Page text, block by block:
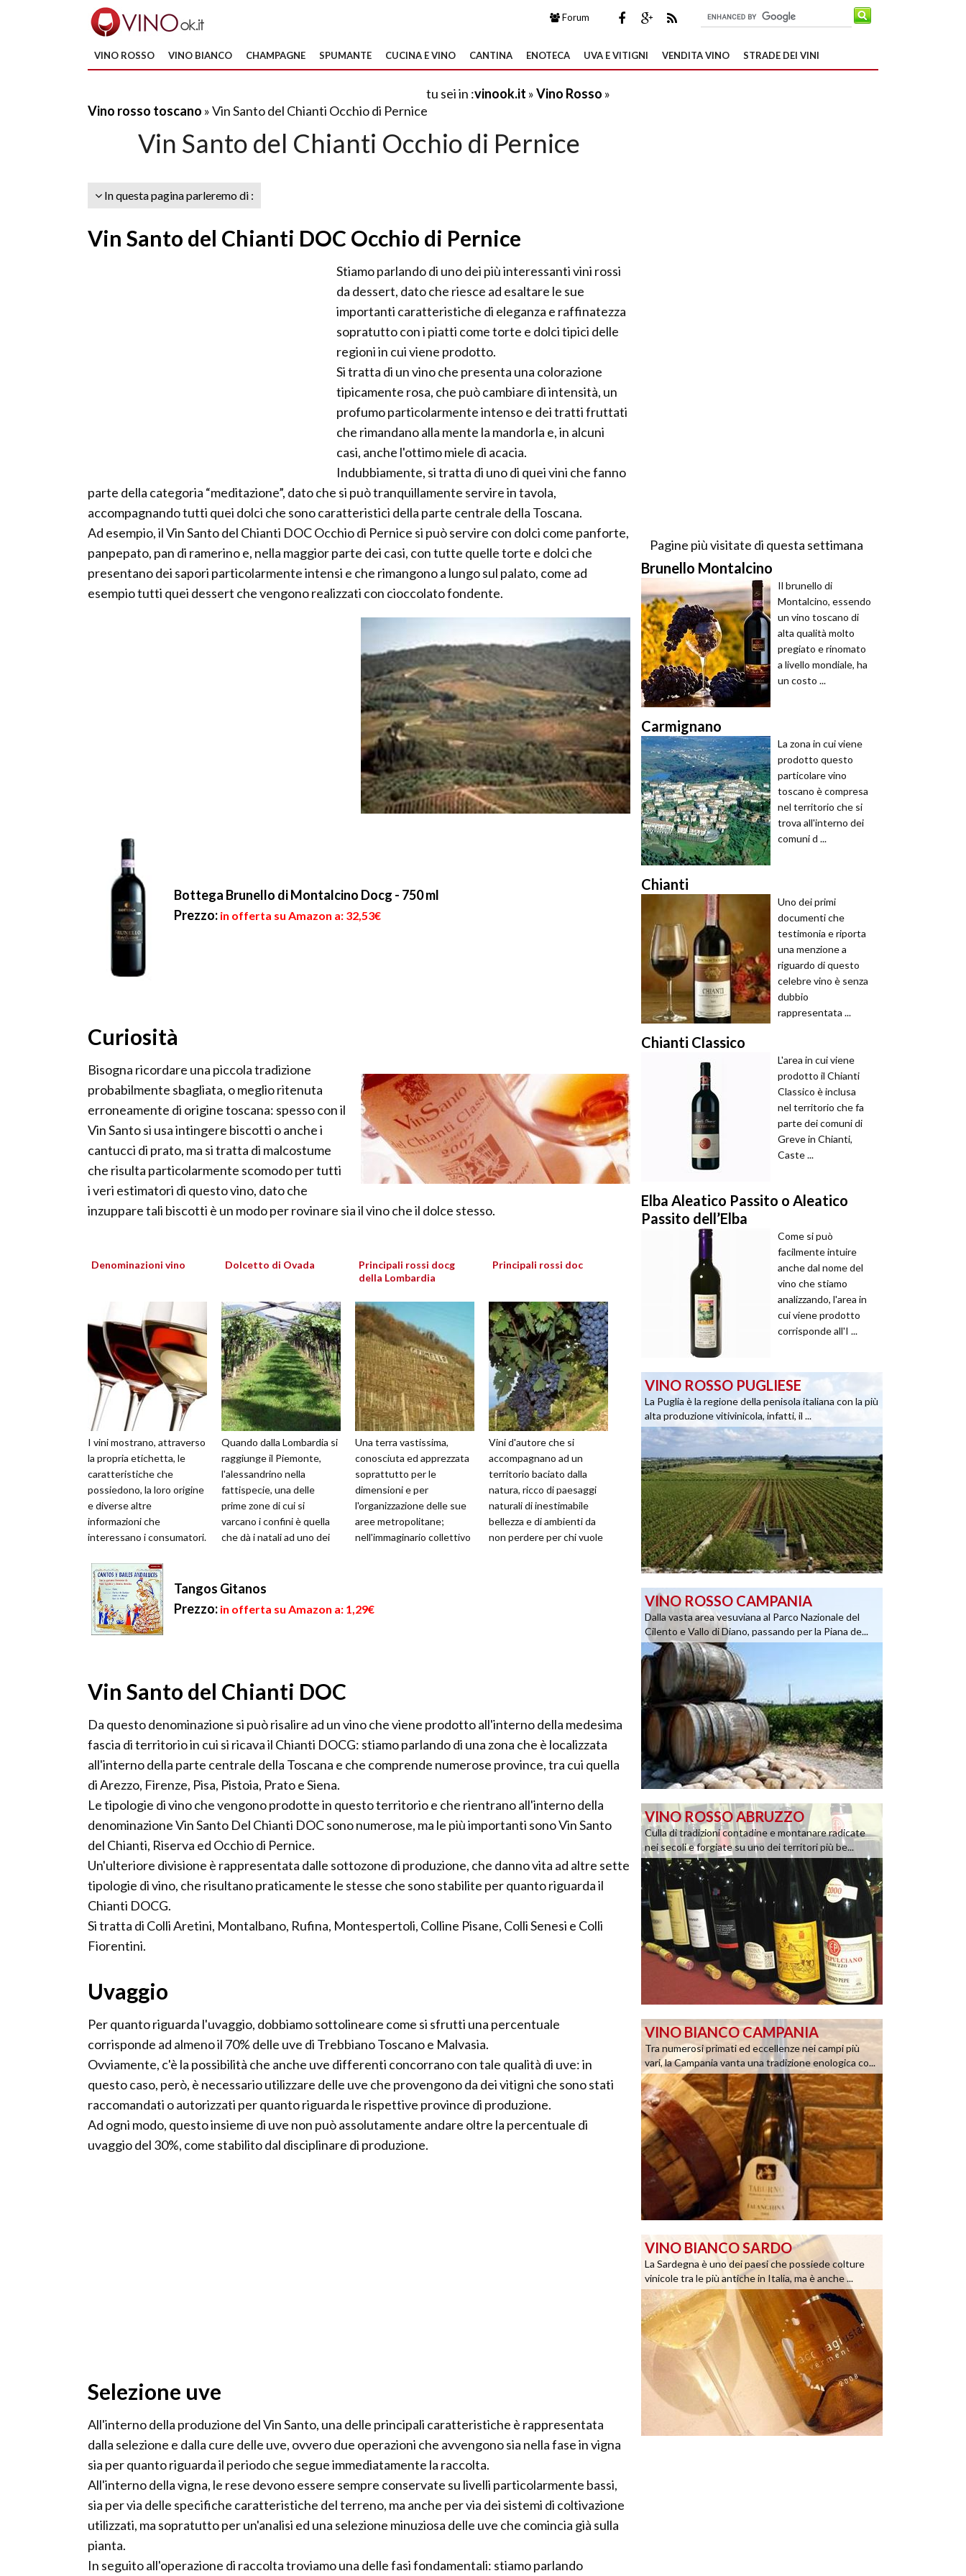
Forum
VINO ROSSO VINO BIANCO CHAMPAGNE SPUMANTE CUCINA E VINO CANTINA ENOTECA UVA E VITIGNI VENDITA VINO STRADE DEI VINI
tu sei in :vinook.it »Vino Rosso »
Vino rosso toscano » Vin Santo del Chianti Occhio di Pernice
Vin Santo del Chianti Occhio di Pernice
In questa pagina parleremo di :
Vin Santo del Chianti DOC Occhio di Pernice
Stiamo parlando di uno dei più interessanti vini rossi
da dessert, dato che riesce ad esaltare le sue
importanti caratteristiche di eleganza e raffinatezza
sopratutto con i piatti come torte e dolci tipici delle
regioni in cui viene prodotto.
Si tratta di un vino che presenta una colorazione
tipicamente rosa, che può cambiare di intensità, un
profumo particolarmente intenso e dei tratti fruttati
che rimandano alla mente la mandorla e, in alcuni
casi, anche l'ottimo miele di acacia.
Indubbiamente, si tratta di uno di quei vini che fanno
parte della categoria “meditazione”, dato che si può tranquillamente servire in tavola,
accompagnando tutti quei dolci che sono caratteristici della parte centrale della Toscana.
Ad esempio, il Vin Santo del Chianti DOC Occhio di Pernice si può servire con dolci come panforte,
panpepato, pan di ramerino e, nella maggior parte dei casi, con tutte quelle torte e dolci che
presentano dei sapori particolarmente intensi e che rimangono a lungo sul palato, come ad
esempio tutti quei dessert che vengono realizzati con cioccolato fondente.
Bottega Brunello di Montalcino Docg - 750 ml
Prezzo: in offerta su Amazon a: 32,53€
Curiosità
Bisogna ricordare una piccola tradizione
probabilmente sbagliata, o meglio ritenuta
erroneamente di origine toscana: spesso con il
Vin Santo si usa intingere biscotti o anche i
cantucci di prato, ma si tratta di malcostume
che risulta particolarmente scomodo per tutti
i veri estimatori di questo vino, dato che
inzuppare tali biscotti è un modo per rovinare sia il vino che il dolce stesso.
Denominazioni vino
I vini mostrano, attraverso
la propria etichetta, le
caratteristiche che
possiedono, la loro origine
e diverse altre
informazioni che
interessano i consumatori.
presenti anche del...
Dolcetto di Ovada
Quando dalla Lombardia si
raggiunge il Piemonte,
l'alessandrino nella
fattispecie, una delle
prime zone di cui si
varcano i confini è quella
che dà i natali ad uno dei
Principali rossi docg
della Lombardia
Una terra vastissima,
conosciuta ed apprezzata
soprattutto per le
dimensioni e per
l'organizzazione delle sue
aree metropolitane;
nell'immaginario collettivo
Principali rossi doc
Vini d'autore che si
accompagnano ad un
territorio baciato dalla
natura, ricco di paesaggi
naturali di inestimabile
bellezza e di ambienti da
non perdere per chi vuole
Tangos Gitanos
Prezzo: in offerta su Amazon a: 1,29€
Vin Santo del Chianti DOC
Da questo denominazione si può risalire ad un vino che viene prodotto all'interno della medesima
fascia di territorio in cui si ricava il Chianti DOCG: stiamo parlando di una zona che è localizzata
all'interno della parte centrale della Toscana e che comprende numerose province, tra cui quella
di Arezzo, Firenze, Pisa, Pistoia, Prato e Siena.
Le tipologie di vino che vengono prodotte in questo territorio e che rientrano all'interno della
denominazione Vin Santo Del Chianti DOC sono numerose, ma le più importanti sono Vin Santo
del Chianti, Riserva ed Occhio di Pernice.
Un'ulteriore divisione è rappresentata dalle sottozone di produzione, che danno vita ad altre sette
tipologie di vino, che risultano praticamente le stesse che sono stabilite per quanto riguarda il
Chianti DOCG.
Si tratta di Colli Aretini, Montalbano, Rufina, Montespertoli, Colline Pisane, Colli Senesi e Colli
Fiorentini.
Uvaggio
Per quanto riguarda l'uvaggio, dobbiamo sottolineare come si sfrutti una percentuale
corrisponde ad almeno il 70% delle uve di Trebbiano Toscano e Malvasia.
Ovviamente, c'è la possibilità che anche uve differenti concorrano con tale qualità di uve: in
questo caso, però, è necessario utilizzare delle uve che provengono da dei vitigni che sono stati
raccomandati o autorizzati per quanto riguarda le rispettive province di produzione.
Ad ogni modo, questo insieme di uve non può assolutamente andare oltre la percentuale di
uvaggio del 30%, come stabilito dal disciplinare di produzione.
Selezione uve
All'interno della produzione del Vin Santo, una delle principali caratteristiche è rappresentata
dalla selezione e dalla cure delle uve, ovvero due operazioni che avvengono sia nella fase in vigna
sia per quanto riguarda il periodo che segue immediatamente la raccolta.
All'interno della vigna, le rese devono essere sempre conservate su livelli particolarmente bassi,
sia per via delle specifiche caratteristiche del terreno, ma anche per via dei sistemi di coltivazione
utilizzati, ma sopratutto per un'analisi ed una selezione minuziosa delle uve che comincia già sulla
pianta.
In seguito all'operazione di raccolta troviamo una delle fasi fondamentali: stiamo parlando
Pagine più visitate di questa settimana
Brunello Montalcino
Il brunello di
Montalcino, essendo
un vino toscano di
alta qualità molto
pregiato e rinomato
a livello mondiale, ha
un costo ...
Carmignano
La zona in cui viene
prodotto questo
particolare vino
toscano è compresa
nel territorio che si
trova all'interno dei
comuni d ...
Chianti
Uno dei primi
documenti che
testimonia e riporta
una menzione a
riguardo di questo
celebre vino è senza
dubbio
rappresentata ...
Chianti Classico
L'area in cui viene
prodotto il Chianti
Classico è inclusa
nel territorio che fa
parte dei comuni di
Greve in Chianti,
Caste ...
Elba Aleatico Passito o Aleatico
Passito dell’Elba
Come si può
facilmente intuire
anche dal nome del
vino che stiamo
analizzando, l'area in
cui viene prodotto
corrisponde all'I ...
VINO ROSSO PUGLIESE
La Puglia è la regione della penisola italiana con la più
alta produzione vitivinicola, infatti, il ...
VINO ROSSO CAMPANIA
Dalla vasta area vesuviana al Parco Nazionale del
Cilento e Vallo di Diano, passando per la Piana de...
VINO ROSSO ABRUZZO
Culla di tradizioni contadine e montanare radicate
nei secoli e forgiate su uno dei territori più be...
VINO BIANCO CAMPANIA
Tra numerosi primati ed eccellenze nei campi più
vari, la Campania vanta una tradizione enologica co...
VINO BIANCO SARDO
La Sardegna è uno dei paesi che possiede colture
vinicole tra le più antiche in Italia, ma è anche ...